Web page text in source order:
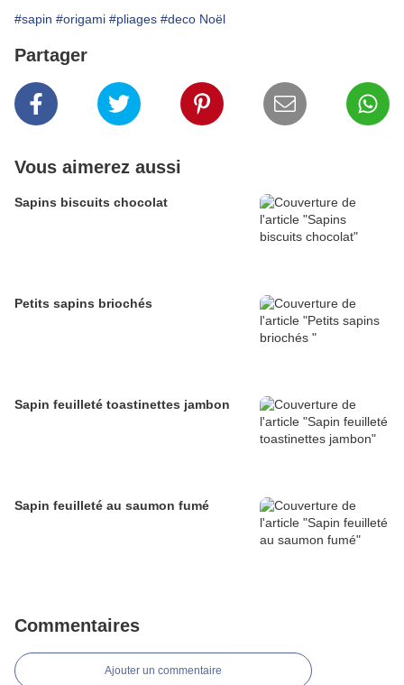
#sapin #origami #pliages #deco Noël
Partager
Vous aimerez aussi
Sapins biscuits chocolat
Petits sapins briochés
Sapin feuilleté toastinettes jambon
Sapin feuilleté au saumon fumé
Commentaires
Ajouter un commentaire